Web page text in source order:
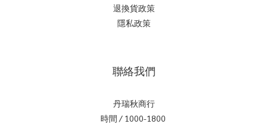
退換貨政策
隱私政策
聯絡我們
丹瑞秋商行
時間 / 1000-1800